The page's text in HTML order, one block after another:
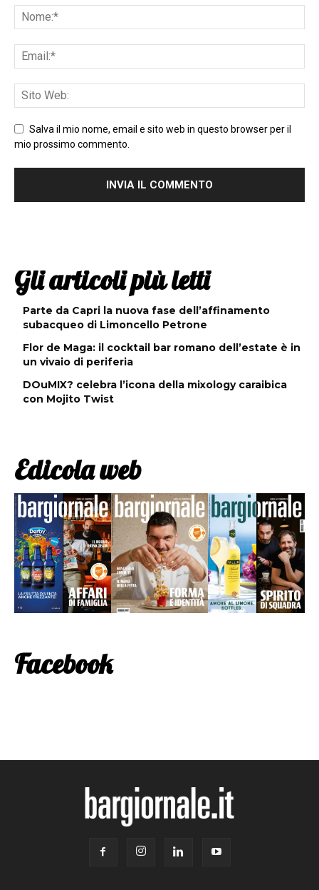
Salva il mio nome, email e sito web in questo browser per il
mio prossimo commento.
Gli articoli più letti
Parte da Capri la nuova fase dell’affinamento
subacqueo di Limoncello Petrone
Flor de Maga: il cocktail bar romano dell’estate è in
un vivaio di periferia
DOuMIX? celebra l’icona della mixology caraibica
con Mojito Twist
Edicola web
Facebook